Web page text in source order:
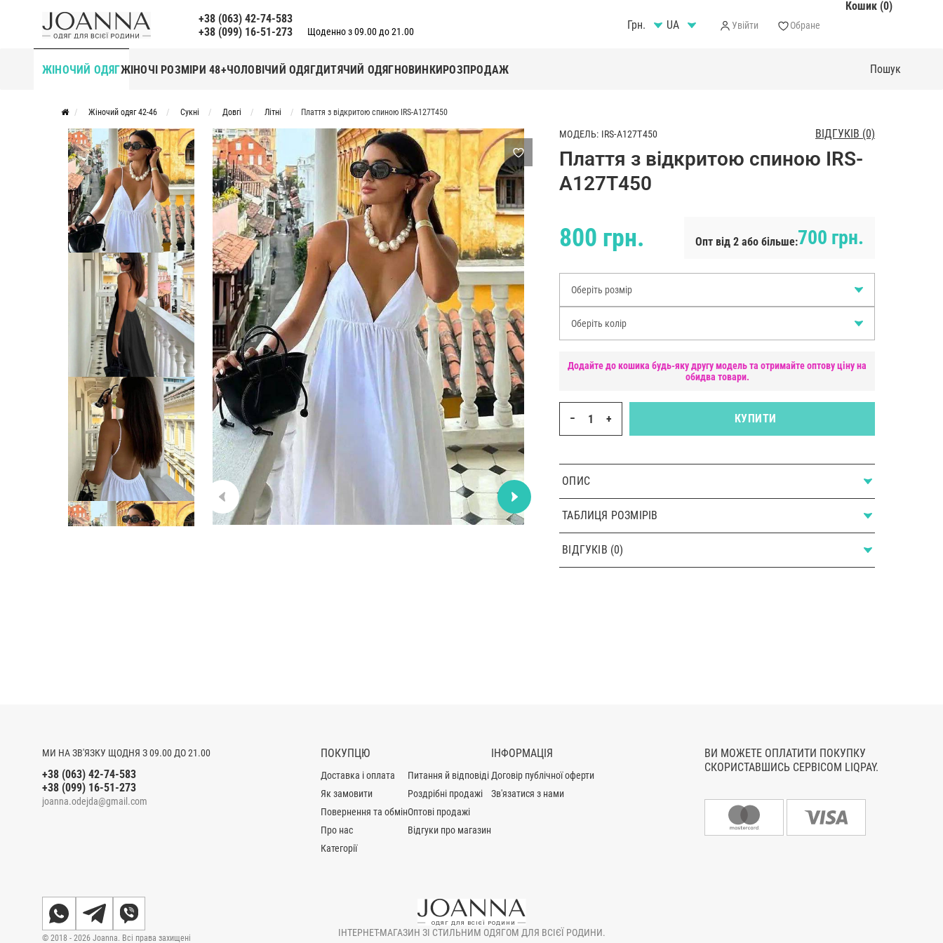
+38 (063) 42-74-583
+38 (099) 16-51-273
Щоденно з 09.00 до 21.00 Грн. Увійти Обране
Кошик (0)
ЖІНОЧИЙ ОДЯГЖІНОЧІ РОЗМІРИ 48+ЧОЛОВІЧИЙ ОДЯГДИТЯЧИЙ ОДЯГНОВИНКИРОЗПРОДАЖ
Жіночий одяг 42-46 Сукні Довгі Літні Плаття з відкритою спиною IRS-A127T450
МОДЕЛЬ: IRS-A127T450 ВІДГУКІВ (0)
Плаття з відкритою спиною IRS-
A127T450
800 грн. Опт від 2 або більше:700 грн.
Оберіть розмір
Оберіть колір
Додайте до кошика будь-яку другу модель та отримайте оптову ціну на
обидва товари.
− + КУПИТИ
ОПИС
ТАБЛИЦЯ РОЗМІРІВ
ВІДГУКІВ (0)
МИ НА ЗВ'ЯЗКУ ЩОДНЯ З 09.00 ДО 21.00
+38 (063) 42-74-583
+38 (099) 16-51-273
joanna.odejda@gmail.com
ПОКУПЦЮ
Доставка і оплата
Як замовити
Повернення та обмін
Про нас
Категорії
Питання й відповіді
Роздрібні продажі
Оптові продажі
Відгуки про магазин
ІНФОРМАЦІЯ
Договір публічної оферти
Зв'язатися з нами
ВИ МОЖЕТЕ ОПЛАТИТИ ПОКУПКУ
СКОРИСТАВШИСЬ СЕРВІСОМ LIQPAY.
© 2018 - 2026 Joanna. Всі права захищені ІНТЕРНЕТ-МАГАЗИН ЗІ СТИЛЬНИМ ОДЯГОМ ДЛЯ ВСІЄЇ РОДИНИ.